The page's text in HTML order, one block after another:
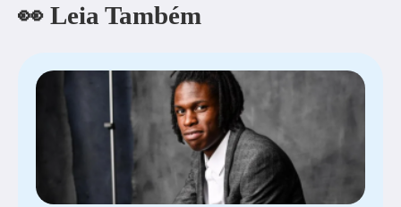
👀 Leia Também